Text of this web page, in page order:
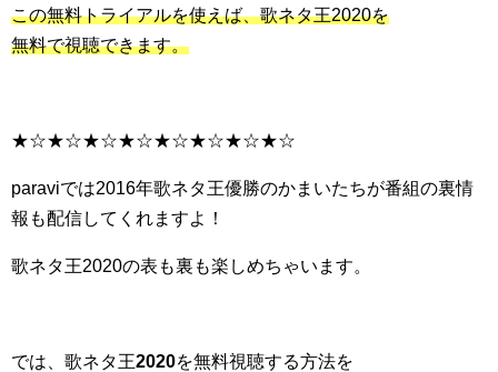
この無料トライアルを使えば、歌ネタ王2020を
無料で視聴できます。
★☆★☆★☆★☆★☆★☆★☆★☆
paraviでは2016年歌ネタ王優勝のかまいたちが番組の裏情
報も配信してくれますよ！
歌ネタ王2020の表も裏も楽しめちゃいます。
では、歌ネタ王2020を無料視聴する方法を